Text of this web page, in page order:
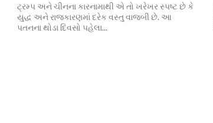
ટ્રમ્પ અને ચીનના કારનામાથી એ તો ખરેખર સ્પષ્ટ છે કે
યુદ્ધ અને રાજકારણમાં દરેક વસ્તુ વાજબી છે. આ
પતનના થોડા દિવસો પહેલા...